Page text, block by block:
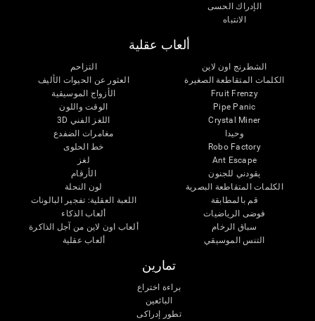
الإدراك الحسى
الانتباه
ألعاب عقلية
الشطرنج اون لاين
الكلمات المتقاطعة الصغيرة
Fruit Frenzy
Pipe Panic
Crystal Miner
وحيدا
Robo Factory
Ant Escape
يقودني للجنون
الكلمات المتقاطعة البصرية
قم بالمطابقة
فوضى الرياضيات
سباق الرخام
التنس الموسيقي
التزاحم
العثور عن الحيوات الأليف
الأزواج الموسيقية
الوقت واللون
اللغز الفني 3D
مغامرات الضفدع
خط الحلوى
لغز
الأرقام
لون النحلة
اللعبة العقلية: تفجير البالونات
ألعاب الذكاء
ألعاب اون لاين من آجل الذاكرة
ألعاب عقلية
تمارين
براءة اختراع
البائعين
تطور إدراكى